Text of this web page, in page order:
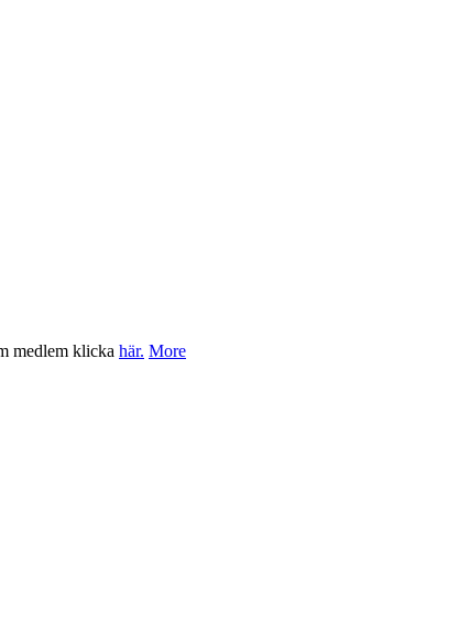
medlem klicka här. More